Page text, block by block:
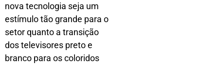
nova tecnologia seja um
estímulo tão grande para o
setor quanto a transição
dos televisores preto e
branco para os coloridos